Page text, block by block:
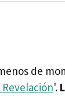
de
'.